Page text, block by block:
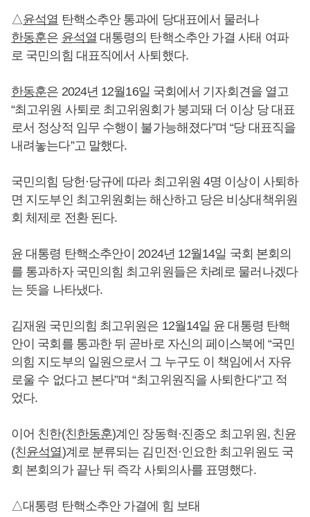
△윤석열 탄핵소추안 통과에 당대표에서 물러나
한동훈은 윤석열 대통령의 탄핵소추안 가결 사태 여파
로 국민의힘 대표직에서 사퇴했다.
한동훈은 2024년 12월16일 국회에서 기자회견을 열고
“최고위원 사퇴로 최고위원회가 붕괴돼 더 이상 당 대표
로서 정상적 임무 수행이 불가능해졌다”며 “당 대표직을
내려놓는다”고 말했다.
국민의힘 당헌·당규에 따라 최고위원 4명 이상이 사퇴하
면 지도부인 최고위원회는 해산하고 당은 비상대책위원
회 체제로 전환 된다.
윤 대통령 탄핵소추안이 2024년 12월14일 국회 본회의
를 통과하자 국민의힘 최고위원들은 차례로 물러나겠다
는 뜻을 나타냈다.
김재원 국민의힘 최고위원은 12월14일 윤 대통령 탄핵
안이 국회를 통과한 뒤 곧바로 자신의 페이스북에 “국민
의힘 지도부의 일원으로서 그 누구도 이 책임에서 자유
로울 수 없다고 본다”며 “최고위원직을 사퇴한다”고 적
었다.
이어 친한(친한동훈)계인 장동혁·진종오 최고위원, 친윤
(친윤석열)계로 분류되는 김민전·인요한 최고위원도 국
회 본회의가 끝난 뒤 즉각 사퇴의사를 표명했다.
△대통령 탄핵소추안 가결에 힘 보태